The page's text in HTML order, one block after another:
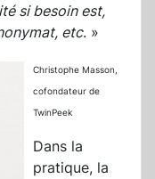
si besoin est,
etc. »
Christophe Masson,
cofondateur de
TwinPeek
Dans la
pratique, la